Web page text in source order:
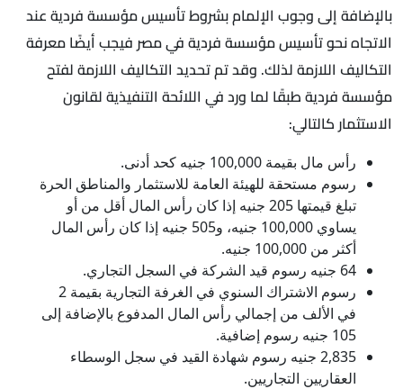
بالإضافة إلى وجوب الإلمام بشروط تأسيس مؤسسة فردية عند
الاتجاه نحو تأسيس مؤسسة فردية في مصر فيجب أيضًا معرفة
التكاليف اللازمة لذلك. وقد تم تحديد التكاليف اللازمة لفتح
مؤسسة فردية طبقًا لما ورد في اللائحة التنفيذية لقانون
الاستثمار كالتالي:
رأس مال بقيمة 100,000 جنيه كحد أدنى.
رسوم مستحقة للهيئة العامة للاستثمار والمناطق الحرة
تبلغ قيمتها 205 جنيه إذا كان رأس المال أقل من أو
يساوي 100,000 جنيه، و505 جنيه إذا كان رأس المال
أكثر من 100,000 جنيه.
64 جنيه رسوم قيد الشركة في السجل التجاري.
رسوم الاشتراك السنوي في الغرفة التجارية بقيمة 2
في الألف من إجمالي رأس المال المدفوع بالإضافة إلى
105 جنيه رسوم إضافية.
2,835 جنيه رسوم شهادة القيد في سجل الوسطاء
العقاريين التجاريين.